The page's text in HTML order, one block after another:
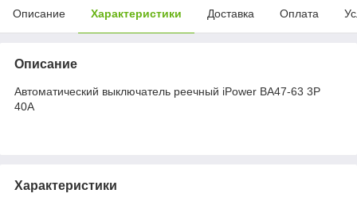
Описание Характеристики Доставка Оплата
Описание
Автоматический выключатель реечный iPower ВА47-63 3Р
40А
Характеристики